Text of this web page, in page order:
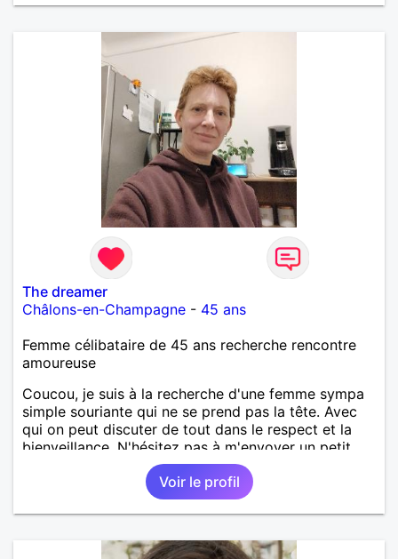
The dreamer
Châlons-en-Champagne - 45 ans
Femme célibataire de 45 ans recherche rencontre
amoureuse
Coucou, je suis à la recherche d'une femme sympa
simple souriante qui ne se prend pas la tête. Avec
qui on peut discuter de tout dans le respect et la
bienveillance. N'hésitez pas à m'envoyer un petit
message pour faire connaissance.
Voir le profil